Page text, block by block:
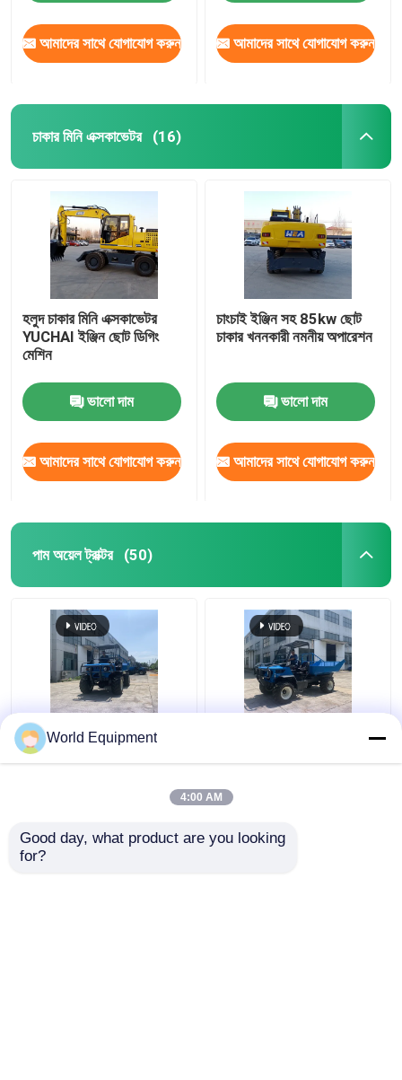
আমাদের সাথে যোগাযোগ করুন আমাদের সাথে যোগাযোগ করুন
চাকার মিনি এক্সকাভেটর (16)
হলুদ চাকার মিনি এক্সকাভেটর
YUCHAI ইঞ্জিন ছোট ডিগিং
মেশিন
ভালো দাম
আমাদের সাথে যোগাযোগ করুন
চাংচাই ইঞ্জিন সহ 85kw ছোট
চাকার খননকারী নমনীয় অপারেশন
ভালো দাম
আমাদের সাথে যোগাযোগ করুন
পাম অয়েল ট্রাক্টর (50)
নিম্নচাপের টায়ার পাম অয়েল
ট্রাক্টর 2000kg মিনি ট্রাক্টর 22
আনারস বাগানের জন্য স্ব-লোডিং
World Equipment
4:00 AM
Good day, what product are you looking
for?